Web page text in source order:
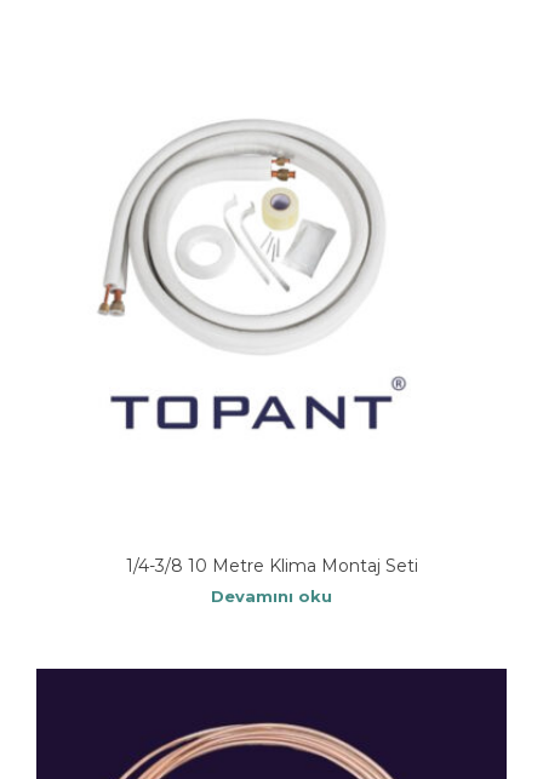
1/4-3/8 10 Metre Klima Montaj Seti
Devamını oku